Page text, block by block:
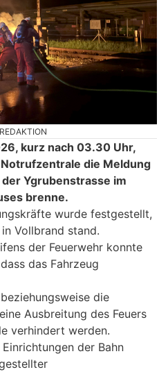
kurz nach 03.30 Uhr,
die Meldung
Ygrubenstrasse im
brenne.
wurde festgestellt,
Vollbrand stand.
der Feuerwehr konnte
das Fahrzeug
die
Ausbreitung des Feuers
verhindert werden.
der Bahn